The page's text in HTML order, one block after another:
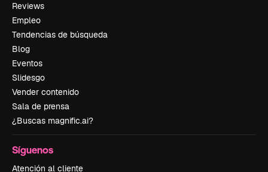
Reviews
Empleo
Tendencias de búsqueda
Blog
Eventos
Slidesgo
Vender contenido
Sala de prensa
¿Buscas magnific.ai?
Síguenos
Atención al cliente